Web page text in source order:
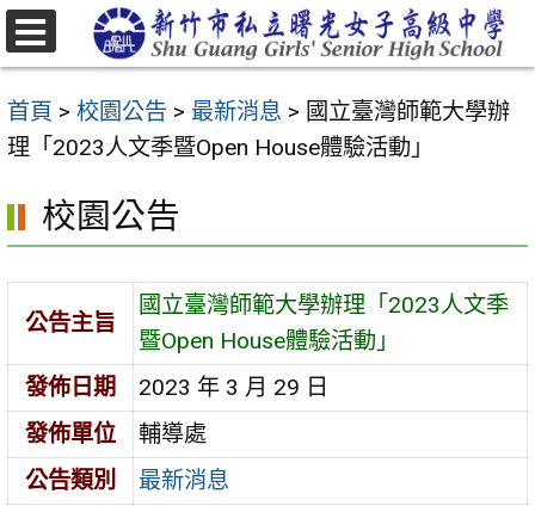
跳
至
要
內
區
首頁 > 校園公告 > 最新消息 > 國立臺灣師範大學辦
理「2023人文季暨Open House體驗活動」
校園公告
公告主旨
國立臺灣師範大學辦理「2023人文季
暨Open House體驗活動」
發佈日期
2023 年 3 月 29 日
發佈單位
輔導處
公告類別
最新消息
選
單